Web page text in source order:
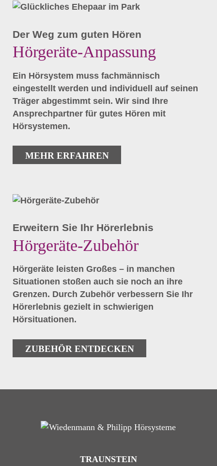
Der Weg zum guten Hören
Hörgeräte-Anpassung
Ein Hörsystem muss fachmännisch
eingestellt werden und individuell auf seinen
Träger abgestimmt sein. Wir sind Ihre
Ansprechpartner für gutes Hören mit
Hörsystemen.
MEHR ERFAHREN
Erweitern Sie Ihr Hörerlebnis
Hörgeräte-Zubehör
Hörgeräte leisten Großes – in manchen
Situationen stoßen auch sie noch an ihre
Grenzen. Durch Zubehör verbessern Sie Ihr
Hörerlebnis gezielt in schwierigen
Hörsituationen.
ZUBEHÖR ENTDECKEN
TRAUNSTEIN